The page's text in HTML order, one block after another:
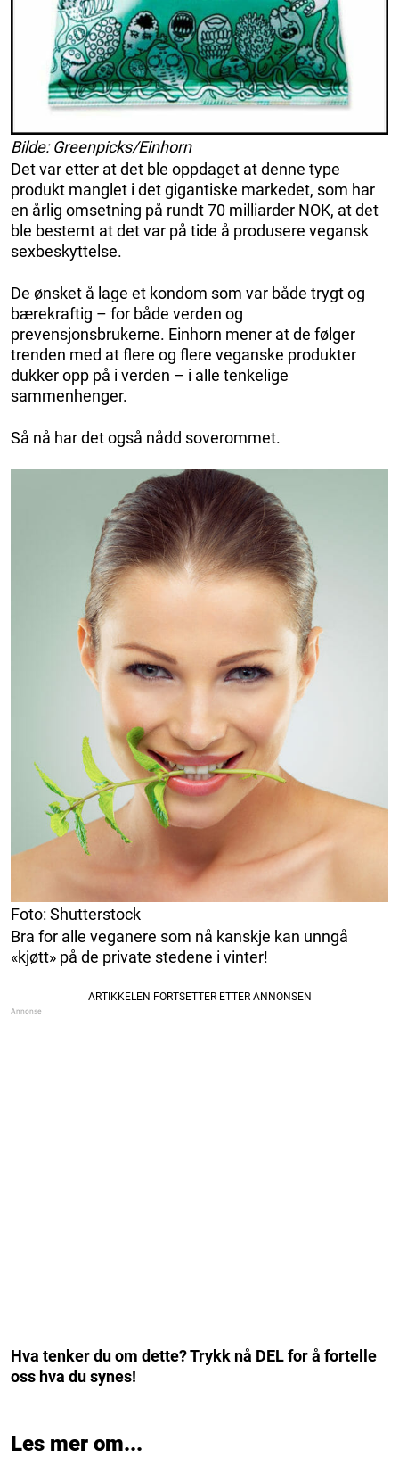
Bilde: Greenpicks/Einhorn
Det var etter at det ble oppdaget at denne type
produkt manglet i det gigantiske markedet, som har
en årlig omsetning på rundt 70 milliarder NOK, at det
ble bestemt at det var på tide å produsere vegansk
sexbeskyttelse.
De ønsket å lage et kondom som var både trygt og
bærekraftig – for både verden og
prevensjonsbrukerne. Einhorn mener at de følger
trenden med at flere og flere veganske produkter
dukker opp på i verden – i alle tenkelige
sammenhenger.
Så nå har det også nådd soverommet.
Foto: Shutterstock
Bra for alle veganere som nå kanskje kan unngå
«kjøtt» på de private stedene i vinter!
Hva tenker du om dette? Trykk nå DEL for å fortelle
oss hva du synes!
Les mer om...